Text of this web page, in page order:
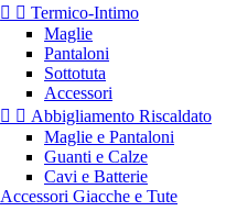
  Termico-Intimo
Maglie
Pantaloni
Sottotuta
Accessori
  Abbigliamento Riscaldato
Maglie e Pantaloni
Guanti e Calze
Cavi e Batterie
Accessori Giacche e Tute